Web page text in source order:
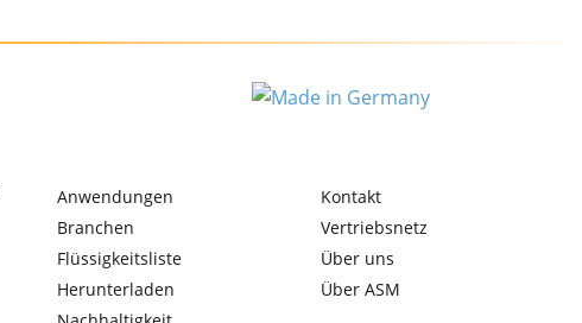
Anwendungen
Branchen
Flüssigkeitsliste
Herunterladen
Kontakt
Vertriebsnetz
Über uns
Über ASM